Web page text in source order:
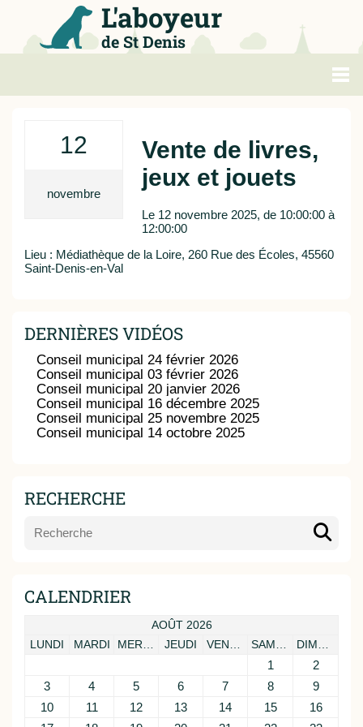
L'aboyeur
de St Denis
Métropole
Sports
12
novembre
Vente de livres,
jeux et jouets
Le 12 novembre 2025, de 10:00:00 à
12:00:00
Lieu : Médiathèque de la Loire, 260 Rue des Écoles, 45560
Saint-Denis-en-Val
DERNIÈRES VIDÉOS
Conseil municipal 24 février 2026
Conseil municipal 03 février 2026
Conseil municipal 20 janvier 2026
Conseil municipal 16 décembre 2025
Conseil municipal 25 novembre 2025
Conseil municipal 14 octobre 2025
RECHERCHE
CALENDRIER
AOÛT 2026
LUNDI
MARDI JEUDI
1
2
3
4 5 6 7 8
9
10
11 12 13 14 15
16